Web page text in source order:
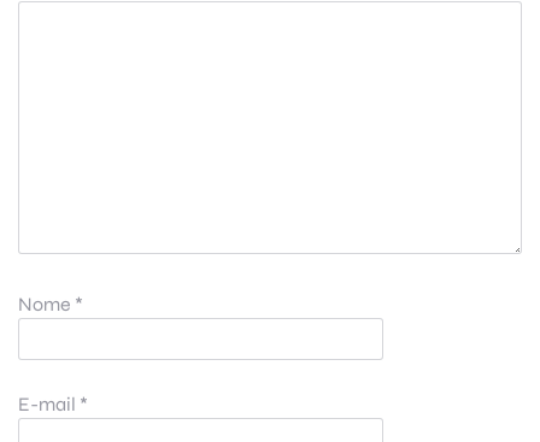
Nome *
E-mail *